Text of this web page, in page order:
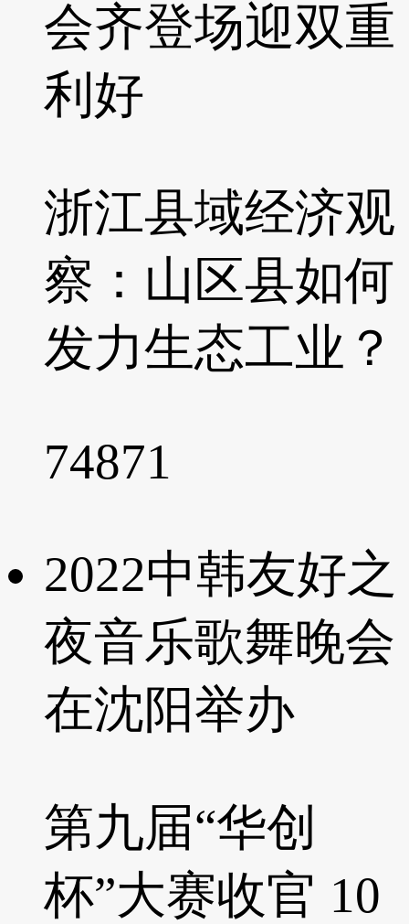
会齐登场迎双重
利好
浙江县域经济观
察：山区县如何
发力生态工业？
74871
2022中韩友好之
夜音乐歌舞晚会
在沈阳举办
第九届“华创
杯”大赛收官 10